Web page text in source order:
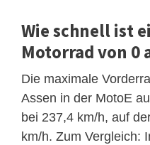
Wie schnell ist
Motorrad von 0
Die maximale
Assen in der MotoE
bei 237,4 km/h, auf
km/h. Zum Vergleich: